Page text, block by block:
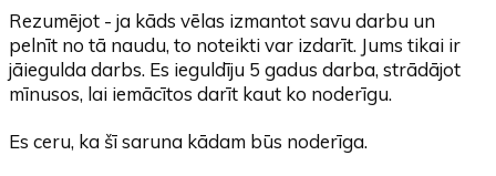
Rezumējot - ja kāds vēlas izmantot savu darbu un
pelnīt no tā naudu, to noteikti var izdarīt. Jums tikai ir
jāiegulda darbs. Es ieguldīju 5 gadus darba, strādājot
mīnusos, lai iemācītos darīt kaut ko noderīgu.
Es ceru, ka šī saruna kādam būs noderīga.